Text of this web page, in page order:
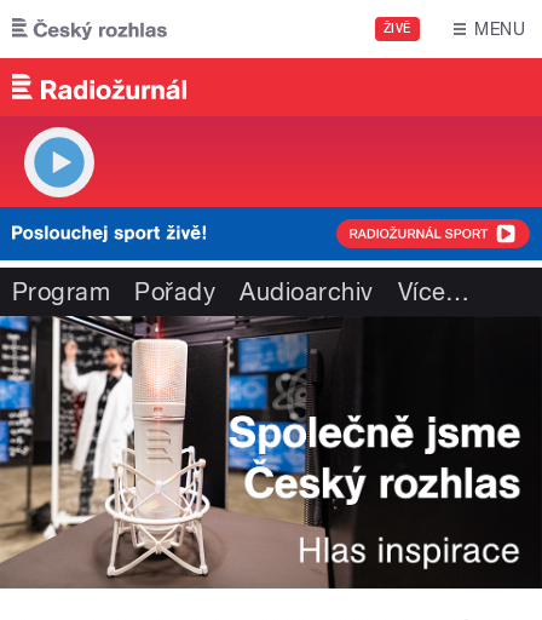
Přejít k hlavnímu obsahu
ŽIVĚ MENU
Program Pořady Audioarchiv Více…